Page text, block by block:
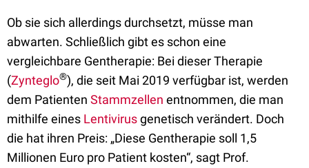
Ob sie sich allerdings durchsetzt, müsse man
abwarten. Schließlich gibt es schon eine
vergleichbare Gentherapie: Bei dieser Therapie
(Zynteglo®), die seit Mai 2019 verfügbar ist, werden
dem Patienten Stammzellen entnommen, die man
mithilfe eines Lentivirusgenetisch verändert. Doch
die hat ihren Preis: „Diese Gentherapie soll 1,5
Millionen Euro pro Patient kosten“, sagt Prof.